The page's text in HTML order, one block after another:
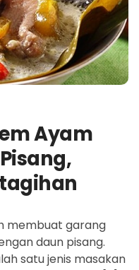
Ayam
membuat garang
daun pisang.
satu jenis masakan